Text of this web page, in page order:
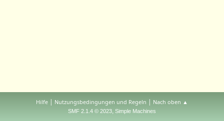
Hilfe | Nutzungsbedingungen und Regeln | Nach oben ▲
SMF 2.1.4 © 2023, Simple Machines